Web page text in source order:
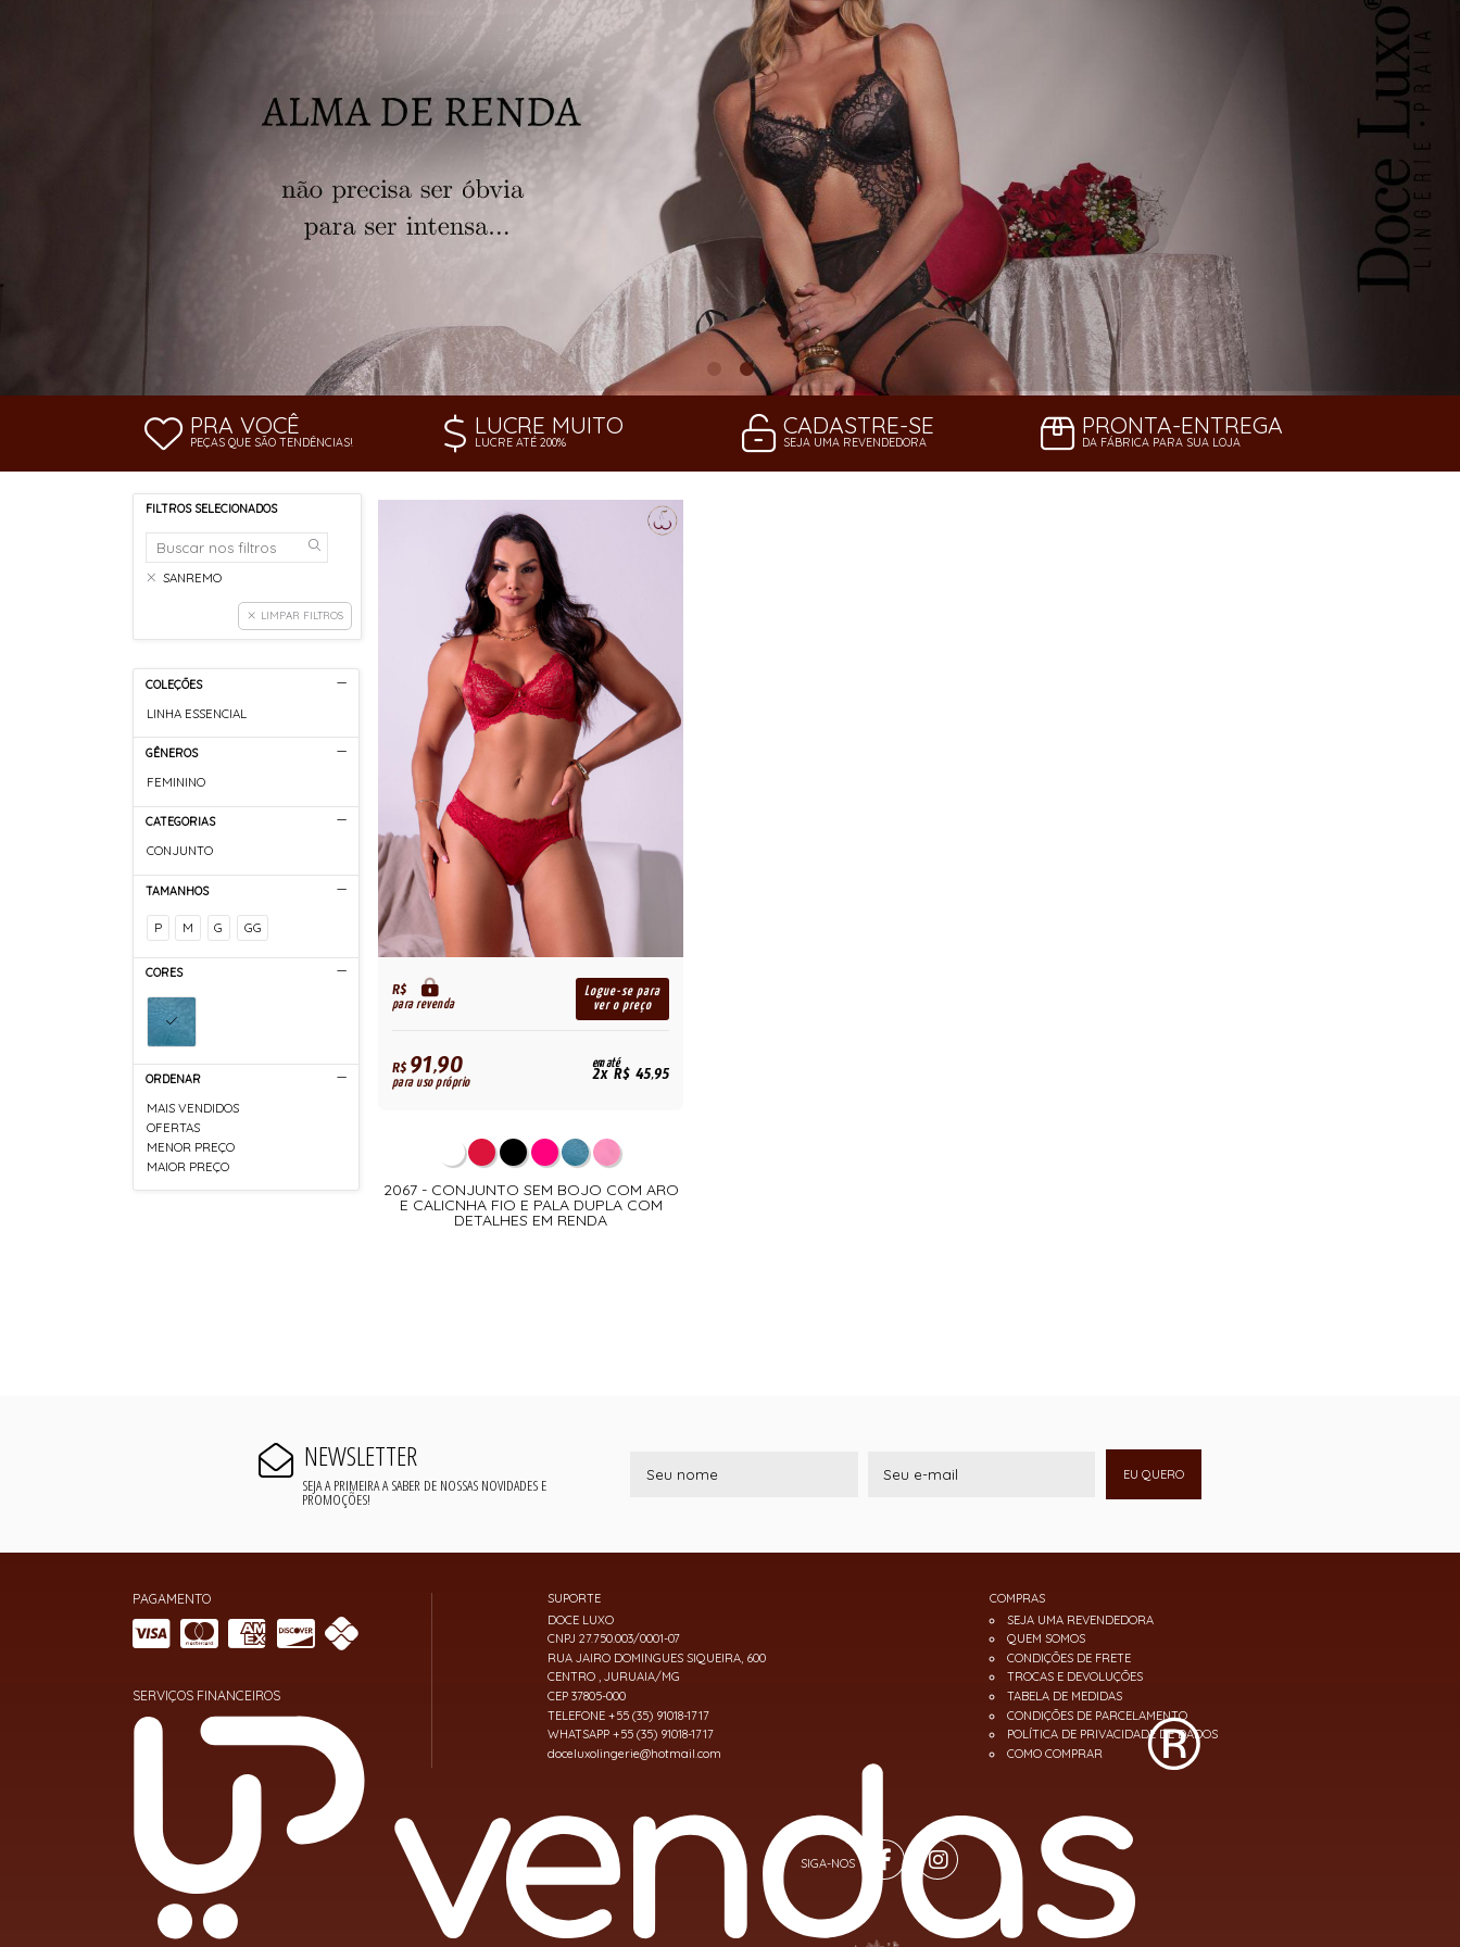
SAÍDA DE PRAIA
PRA VOCÊ
PEÇAS QUE SÃO TENDÊNCIAS!
LUCRE MUITO
LUCRE ATÉ 200%
CADASTRE-SE
SEJA UMA REVENDEDORA
PRONTA-ENTREGA
DA FÁBRICA PARA SUA LOJA
FILTROS SELECIONADOS
SANREMO
LIMPAR FILTROS
COLEÇÕES
LINHA ESSENCIAL
GÊNEROS
FEMININO
CATEGORIAS
CONJUNTO
TAMANHOS
P M G GG
CORES
ORDENAR
MAIS VENDIDOS
OFERTAS
MENOR PREÇO
MAIOR PREÇO
R$
para revenda
Logue-se para
ver o preço
R$91,90
para uso próprio
em até
2x R$ 45,95
2067 - CONJUNTO SEM BOJO COM ARO
E CALICNHA FIO E PALA DUPLA COM
DETALHES EM RENDA
NEWSLETTER
SEJA A PRIMEIRA A SABER DE NOSSAS NOVIDADES E
PROMOÇÕES!
EU QUERO
PAGAMENTO
SERVIÇOS FINANCEIROS
SUPORTE
DOCE LUXO
CNPJ 27.750.003/0001-07
RUA JAIRO DOMINGUES SIQUEIRA, 600
CENTRO , JURUAIA/MG
CEP 37805-000
TELEFONE +55 (35) 91018-1717
WHATSAPP +55 (35) 91018-1717
doceluxolingerie@hotmail.com
COMPRAS
SEJA UMA REVENDEDORA
QUEM SOMOS
CONDIÇÕES DE FRETE
TROCAS E DEVOLUÇÕES
TABELA DE MEDIDAS
CONDIÇÕES DE PARCELAMENTO
POLÍTICA DE PRIVACIDADE DE DADOS
COMO COMPRAR